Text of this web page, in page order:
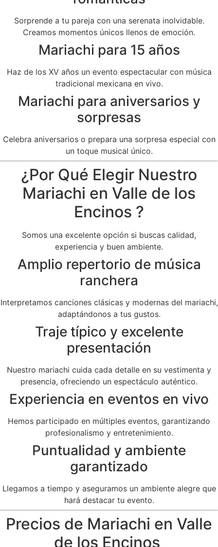
Sorprende a tu pareja con una serenata inolvidable.
Creamos momentos únicos llenos de emoción.
Mariachi para 15 años
Haz de los XV años un evento espectacular con música
tradicional mexicana en vivo.
Mariachi para aniversarios y
sorpresas
Celebra aniversarios o prepara una sorpresa especial con
un toque musical único.
¿Por Qué Elegir Nuestro
Mariachi en Valle de los
Encinos ?
Somos una excelente opción si buscas calidad,
experiencia y buen ambiente.
Amplio repertorio de música
ranchera
Interpretamos canciones clásicas y modernas del mariachi,
adaptándonos a tus gustos.
Traje típico y excelente
presentación
Nuestro mariachi cuida cada detalle en su vestimenta y
presencia, ofreciendo un espectáculo auténtico.
Experiencia en eventos en vivo
Hemos participado en múltiples eventos, garantizando
profesionalismo y entretenimiento.
Puntualidad y ambiente
garantizado
Llegamos a tiempo y aseguramos un ambiente alegre que
hará destacar tu evento.
Precios de Mariachi en Valle
de los Encinos